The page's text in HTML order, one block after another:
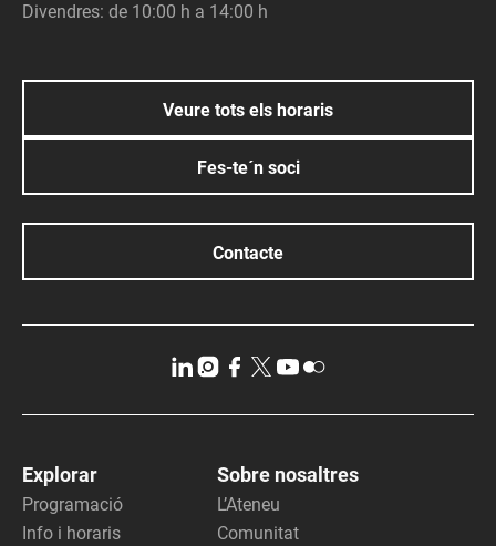
Divendres: de 10:00 h a 14:00 h
Veure tots els horaris
Fes-te´n soci
Contacte
Explorar
Programació
Info i horaris
Sobre nosaltres
L’Ateneu
Comunitat